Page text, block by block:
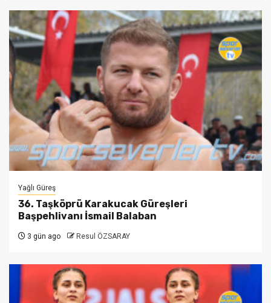
Yağlı Güreş
36. Taşköprü Karakucak Güreşleri
Başpehlivanı İsmail Balaban
3 gün ago Resul ÖZSARAY